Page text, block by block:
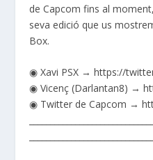
de Capcom fins al
seva edició que us
Box.
◉ Xavi PSX → https://
◉ Vicenç (Darlantan8) →
◉ Twitter de Capcom →